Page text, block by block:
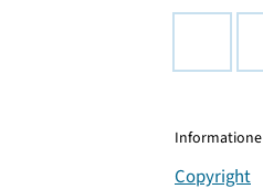
Copyright